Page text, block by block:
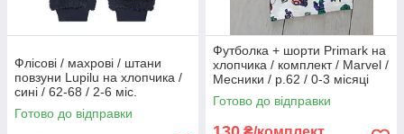
Флісові / махрові / штани
повзуни Lupilu на хлопчика /
сині / 62-68 / 2-6 міс.
Готово до відправки
Футболка + шорти Primark на
хлопчика / комплект / Marvel /
Месники / р.62 / 0-3 місяці
(більшомір)
Готово до відправки